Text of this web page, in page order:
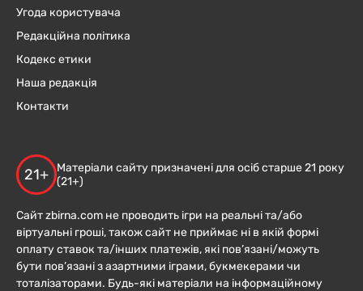
Угода користувача
Редакційна політика
Кодекс етики
Наша редакція
Контакти
21+
Матеріали сайту призначені для осіб старше 21 року
(21+)
Сайт zbirna.com не проводить ігри на реальні та/або
віртуальні гроші, також сайт не приймає ні в якій формі
оплату ставок та/інших платежів, які пов’язані/можуть
бути пов’язані з азартними іграми, букмекерами чи
тоталізаторами. Будь-які матеріали на інформаційному